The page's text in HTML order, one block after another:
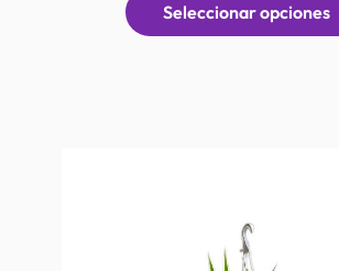
Seleccionar opciones